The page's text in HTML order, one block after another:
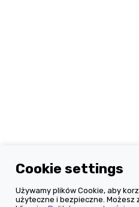
Cookie settings
Używamy plików Cookie, aby
użyteczne i bezpieczne. Możesz